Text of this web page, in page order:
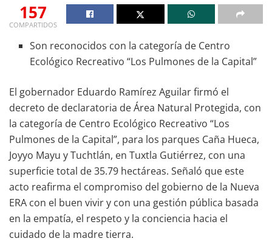
157
COMPARTIDOS
Son reconocidos con la categoría de Centro
Ecológico Recreativo “Los Pulmones de la Capital”
El gobernador Eduardo Ramírez Aguilar firmó el
decreto de declaratoria de Área Natural Protegida, con
la categoría de Centro Ecológico Recreativo “Los
Pulmones de la Capital”, para los parques Caña Hueca,
Joyyo Mayu y Tuchtlán, en Tuxtla Gutiérrez, con una
superficie total de 35.79 hectáreas. Señaló que este
acto reafirma el compromiso del gobierno de la Nueva
ERA con el buen vivir y con una gestión pública basada
en la empatía, el respeto y la conciencia hacia el
cuidado de la madre tierra.